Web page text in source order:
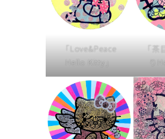
「Love&Peace
Hello Kitty」
「
り